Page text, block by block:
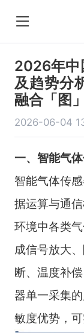
2026年中
及趋势分
融合「图」
2026-06-04
一、智能气
智能气体传
据运算与通
环境中各类
成信号放大
断、温度补
器单一采集
敏度优势，可